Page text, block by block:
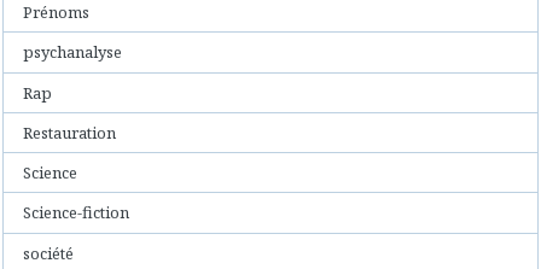
Prénoms
psychanalyse
Rap
Restauration
Science
Science-fiction
société